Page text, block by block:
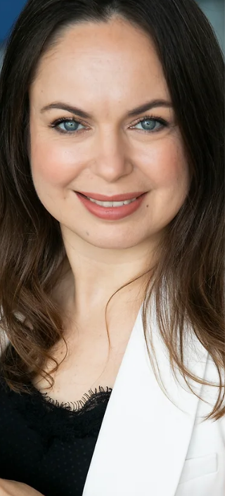
להעלות במשקל, וגם התחושה משתנה.
ישנה הרגשת כבדות,...